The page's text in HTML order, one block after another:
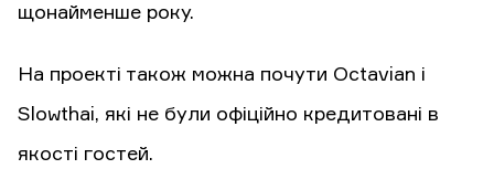
щонайменше року.
На проекті також можна почути Octavian і
Slowthai, які не були офіційно кредитовані в
якості гостей.